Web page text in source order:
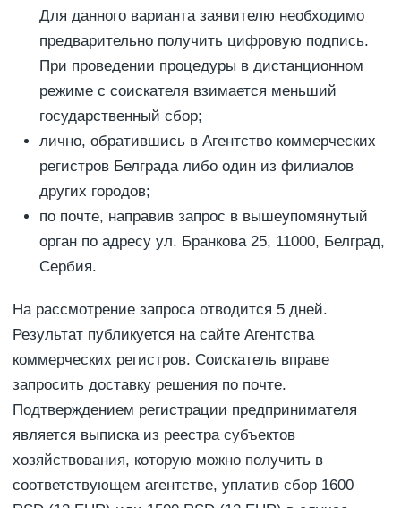
Для данного варианта заявителю необходимо
предварительно получить цифровую подпись.
При проведении процедуры в дистанционном
режиме с соискателя взимается меньший
государственный сбор;
лично, обратившись в Агентство коммерческих
регистров Белграда либо один из филиалов
других городов;
по почте, направив запрос в вышеупомянутый
орган по адресу ул. Бранкова 25, 11000, Белград,
Сербия.
На рассмотрение запроса отводится 5 дней.
Результат публикуется на сайте Агентства
коммерческих регистров. Соискатель вправе
запросить доставку решения по почте.
Подтверждением регистрации предпринимателя
является выписка из реестра субъектов
хозяйствования, которую можно получить в
соответствующем агентстве, уплатив сбор 1600